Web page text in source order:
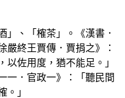
」、「榷茶」。《漢書．
嚴終王賈傳．賈捐之》：
以佐用度，猶不能足。」
一．官政一》：「聽民間
。」